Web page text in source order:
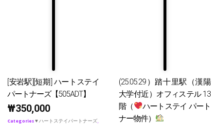
[安岩駅][短期] ハートステイ
パートナーズ【505ADT】
₩350,000
Categories♥ ハートステイパートナーズ,
(25.05.29）踏十里駅（漢陽
大学付近）オフィステル 13
階（
ハートステイ パート
ナー物件）